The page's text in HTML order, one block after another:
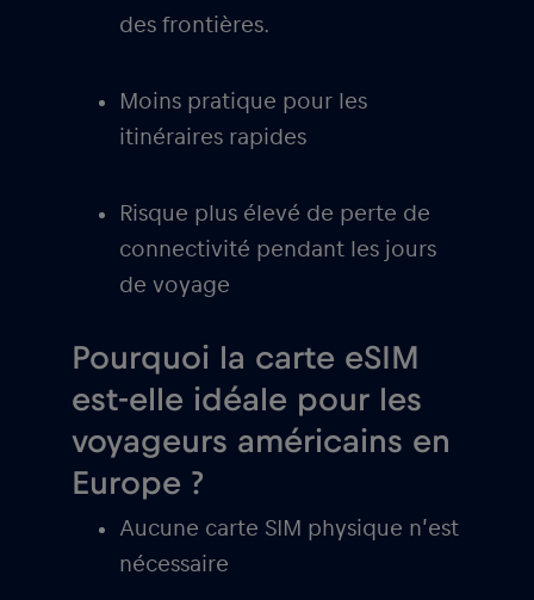
des frontières.
Moins pratique pour les
itinéraires rapides
Risque plus élevé de perte de
connectivité pendant les jours
de voyage
Pourquoi la carte eSIM
est-elle idéale pour les
voyageurs américains en
Europe ?
Aucune carte SIM physique n’est
nécessaire